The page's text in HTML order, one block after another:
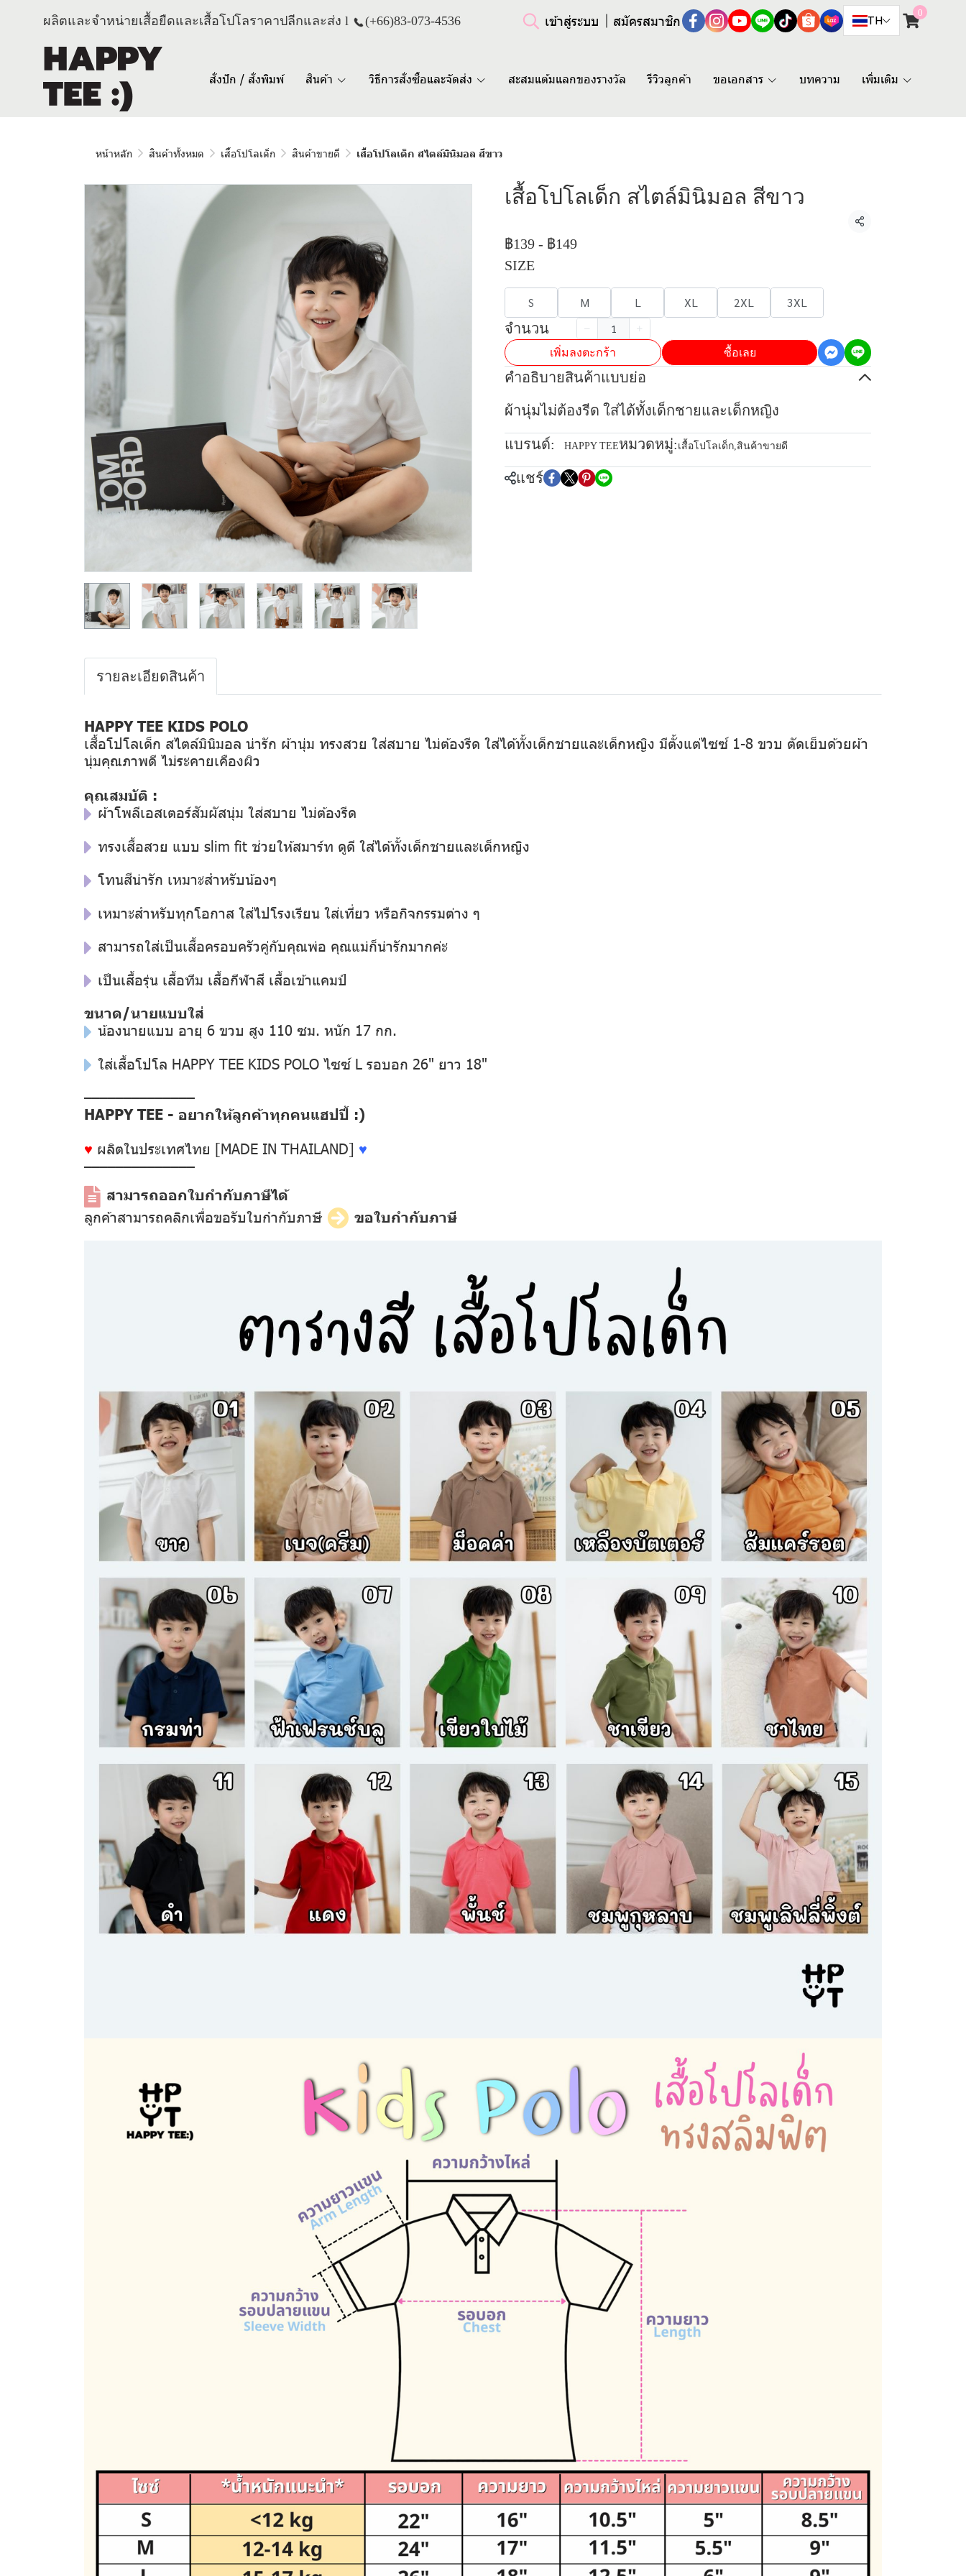
ผลิตและจำหน่ายเสื้อยืดและเสื้อโปโลราคาปลีกและส่ง l (+66)83-073-4536 เข้าสู่ระบบ สมัครสมาชิก TH
0
สั่งปัก / สั่งพิมพ์ สินค้า วิธีการสั่งซื้อและจัดส่ง สะสมแต้มแลกของรางวัล รีวิวลูกค้า ขอเอกสาร บทความ เพิ่มเติม
หน้าหลัก สินค้าทั้งหมด เสื้อโปโลเด็ก สินค้าขายดี เสื้อโปโลเด็ก สไตล์มินิมอล สีขาว
เสื้อโปโลเด็ก สไตล์มินิมอล สีขาว
แชร์
฿139 - ฿149
SIZE
S M L XL 2XL 3XL
จำนวน
เพิ่มลงตะกร้า ซื้อเลย
คำอธิบายสินค้าแบบย่อ
ผ้านุ่มไม่ต้องรีด ใส่ได้ทั้งเด็กชายและเด็กหญิง
แบรนด์: HAPPY TEEหมวดหมู่: เสื้อโปโลเด็ก,สินค้าขายดี
แชร์
รายละเอียดสินค้า
HAPPY TEE KIDS POLO
เสื้อโปโลเด็ก สไตล์มินิมอล น่ารัก ผ้านุ่ม ทรงสวย ใส่สบาย ไม่ต้องรีด ใส่ได้ทั้งเด็กชายและเด็กหญิง มีตั้งแต่ไซซ์ 1-8 ขวบ ตัดเย็บด้วยผ้า
นุ่มคุณภาพดี ไม่ระคายเคืองผิว
คุณสมบัติ :
ผ้าโพลีเอสเตอร์สัมผัสนุ่ม ใส่สบาย ไม่ต้องรีด
ทรงเสื้อสวย แบบ slim fit ช่วยให้สมาร์ท ดูดี ใส่ได้ทั้งเด็กชายและเด็กหญิง
โทนสีน่ารัก เหมาะสำหรับน้องๆ
เหมาะสำหรับทุกโอกาส ใส่ไปโรงเรียน ใส่เที่ยว หรือกิจกรรมต่าง ๆ
สามารถใส่เป็นเสื้อครอบครัวคู่กับคุณพ่อ คุณแม่ก็น่ารักมากค่ะ
เป็นเสื้อรุ่น เสื้อทีม เสื้อกีฬาสี เสื้อเข้าแคมป์
ขนาด/นายแบบใส่
น้องนายแบบ อายุ 6 ขวบ สูง 110 ซม. หนัก 17 กก.
ใส่เสื้อโปโล HAPPY TEE KIDS POLO ไซซ์ L รอบอก 26" ยาว 18"
––––––––––––––
HAPPY TEE - อยากให้ลูกค้าทุกคนแฮปปี้ :)
♥ ผลิตในประเทศไทย [MADE IN THAILAND] ♥
––––––––––––––
สามารถออกใบกำกับภาษีได้
ลูกค้าสามารถคลิกเพื่อขอรับใบกำกับภาษี
ขอใบกำกับภาษี